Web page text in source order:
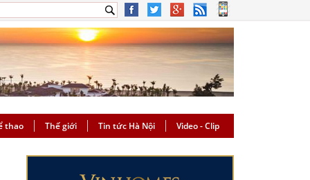
thao Thế giới Tin tức Hà Nội Video - Clip